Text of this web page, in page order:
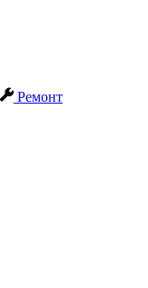
Ремонт